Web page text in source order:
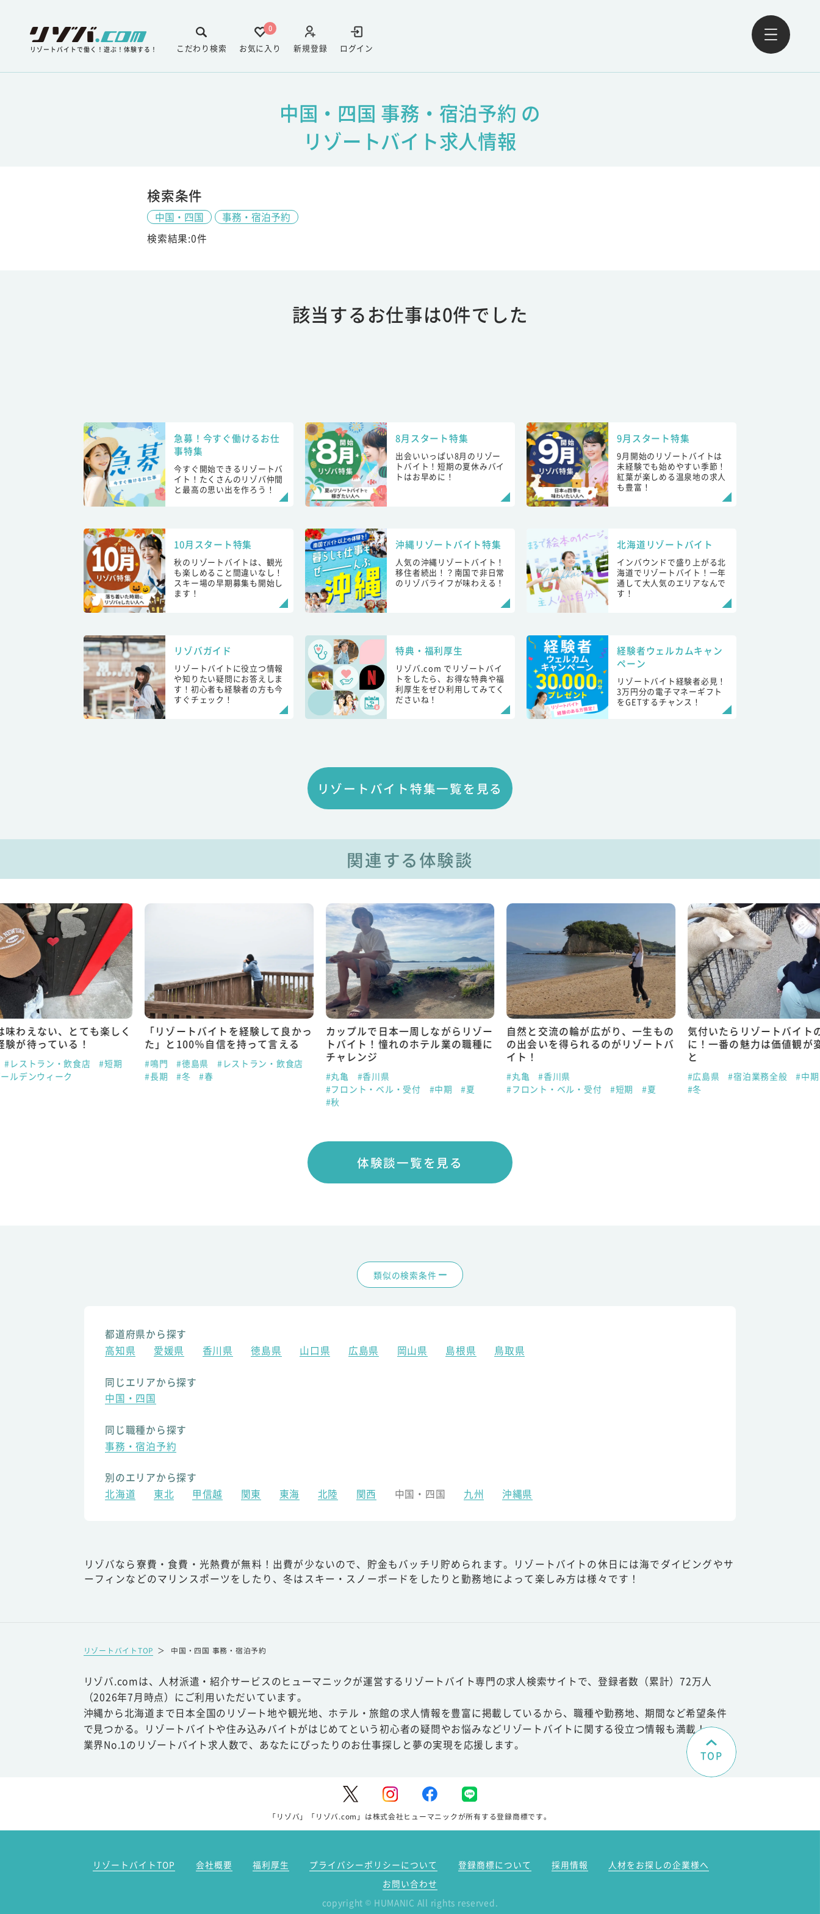
リゾートバイトで働く！遊ぶ！体験する！ ログイン
新規登録
0
お気に入り
こだわり検索
中国・四国 事務・宿泊予約 の
リゾートバイト求人情報
検索条件
中国・四国
事務・宿泊予約
検索結果:0件
該当するお仕事は0件でした
急募！今すぐ働けるお仕
事特集
今すぐ開始できるリゾートバ
イト！たくさんのリゾバ仲間
と最高の思い出を作ろう！
8月スタート特集
出会いいっぱい8月のリゾー
トバイト！短期の夏休みバイ
トはお早めに！
9月スタート特集
9月開始のリゾートバイトは
未経験でも始めやすい季節！
紅葉が楽しめる温泉地の求人
も豊富！
10月スタート特集
秋のリゾートバイトは、観光
も楽しめること間違いなし！
スキー場の早期募集も開始し
ます！
沖縄リゾートバイト特集
人気の沖縄リゾートバイト！
移住者続出！？南国で非日常
のリゾバライフが味わえる！
北海道リゾートバイト
インバウンドで盛り上がる北
海道でリゾートバイト！一年
通して大人気のエリアなんで
す！
リゾバガイド
リゾートバイトに役立つ情報
や知りたい疑問にお答えしま
す！初心者も経験者の方も今
すぐチェック！
特典・福利厚生
リゾバ.com でリゾートバイ
トをしたら、お得な特典や福
利厚生をぜひ利用してみてく
ださいね！
経験者ウェルカムキャン
ペーン
リゾートバイト経験者必見！
3万円分の電子マネーギフト
をGETするチャンス！
リゾートバイト特集一覧を見る
関連する体験談
味わえない、とても楽しく
験が待っている！
#レストラン・飲食店
#短期
ルデンウィーク
「リゾートバイトを経験して良かっ
た」と100％自信を持って言える
#鳴門 #徳島県
#レストラン・飲食店
#長期
#冬 #春
カップルで日本一周しながらリゾー
トバイト！憧れのホテル業の職種に
チャレンジ
#丸亀
#香川県
#フロント・ベル・受付
#中期
#夏
#秋
自然と交流の輪が広がり、一生もの
の出会いを得られるのがリゾートバ
イト！
#丸亀
#香川県
#フロント・ベル・受付
#短期 #夏
気付いたらリゾートバイト
に！一番の魅力は価値観が
と
#広島県 #宿泊業務全般
#中期
#冬
体験談一覧を見る
類似の検索条件
都道府県から探す
高知県
愛媛県 香川県 徳島県 山口県 広島県 岡山県 島根県 鳥取県
同じエリアから探す
中国・四国
同じ職種から探す
事務・宿泊予約
別のエリアから探す
北海道
東北 甲信越 関東 東海 北陸 関西 中国・四国 九州 沖縄県
リゾバなら寮費・食費・光熱費が無料！出費が少ないので、貯金もバッチリ貯められます。リゾートバイトの休日には海でダイビングやサ
ーフィンなどのマリンスポーツをしたり、冬はスキー・スノーボードをしたりと勤務地によって楽しみ方は様々です！
リゾートバイトTOP ＞ 中国・四国 事務・宿泊予約
リゾバ.comは、人材派遣・紹介サービスのヒューマニックが運営するリゾートバイト専門の求人検索サイトで、登録者数（累計）72万人
（2026年7月時点）にご利用いただいています。
沖縄から北海道まで日本全国のリゾート地や観光地、ホテル・旅館の求人情報を豊富に掲載しているから、職種や勤務地、期間など希望条件
で見つかる。リゾートバイトや住み込みバイトがはじめてという初心者の疑問やお悩みなどリゾートバイトに関する役立つ情報も満載！
業界No.1のリゾートバイト求人数で、あなたにぴったりのお仕事探しと夢の実現を応援します。
TOP
「リゾバ」「リゾバ.com」は株式会社ヒューマニックが所有する登録商標です。
リゾートバイトTOP 会社概要 福利厚生 プライバシーポリシーについて 登録商標について 採用情報
人材をお探しの企業様へ
お問い合わせ
copyright © HUMANIC All rights reserved.